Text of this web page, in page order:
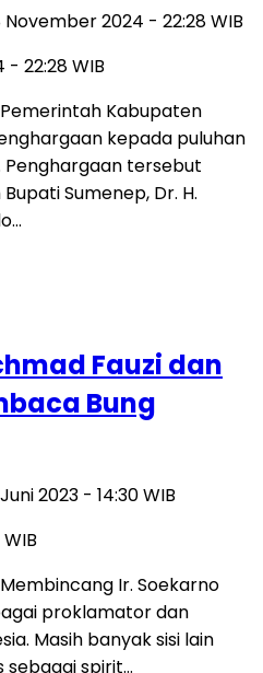
November 2024 - 22:28 WIB
- 22:28 WIB
Pemerintah Kabupaten
kepada puluhan
Penghargaan tersebut
Sumenep, Dr. H.
Fauzi dan
Bung
2023 - 14:30 WIB
Ir. Soekarno
proklamator dan
Masih banyak sisi lain
sebagai spirit…